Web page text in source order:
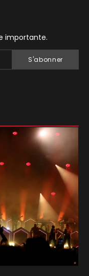
importante.
S'abonner